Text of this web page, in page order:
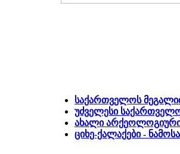
საქართველოს
უძველესი
ახალი არქეოლოგიური
ციხე-ქალაქები -